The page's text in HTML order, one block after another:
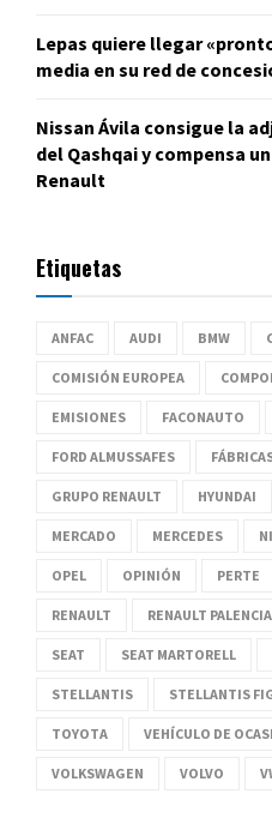
Lepas quiere llegar
media en su red de
Nissan Ávila consigue la
del Qashqai y compensa
Renault
Etiquetas
ANFAC AUDI BMW
COMISIÓN EUROPEA
EMISIONES FACONAUTO
FORD ALMUSSAFES
GRUPO RENAULT HYUNDAI
MERCADO MERCEDES
OPEL OPINIÓN PERTE
RENAULT RENAULT PALENCIA
SEAT SEAT MARTORELL
STELLANTIS STELLANTIS
TOYOTA VEHÍCULO DE
VOLKSWAGEN VOLVO